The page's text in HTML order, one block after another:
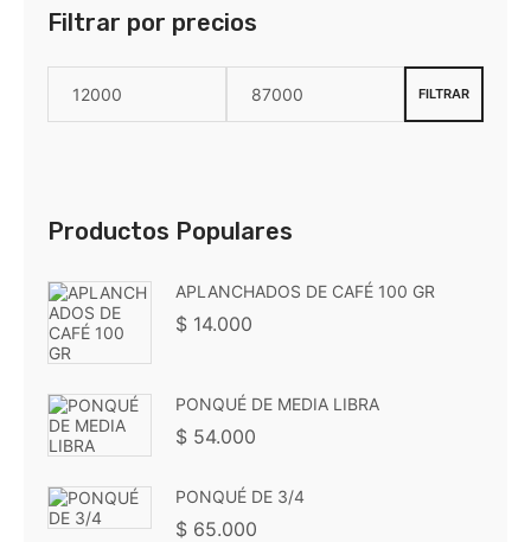
Filtrar por precios
FILTRAR
Productos Populares
APLANCHADOS DE CAFÉ 100 GR
$ 14.000
PONQUÉ DE MEDIA LIBRA
$ 54.000
PONQUÉ DE 3/4
$ 65.000